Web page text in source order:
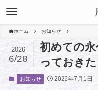
ホーム お知らせ
初めての
っておき
2026
6/28
お知らせ 2026年7月1日